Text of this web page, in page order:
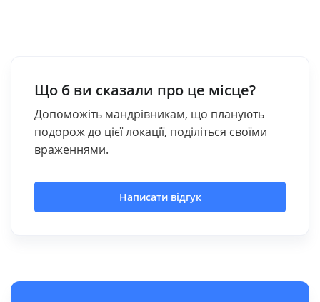
Що б ви сказали про це місце?
Допоможіть мандрівникам, що планують
подорож до цієї локації, поділіться своїми
враженнями.
Написати відгук